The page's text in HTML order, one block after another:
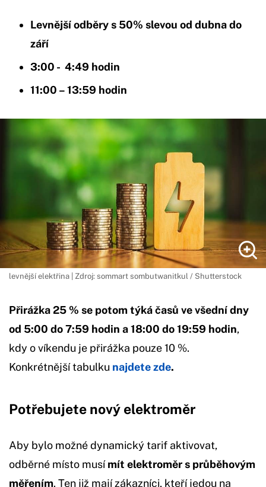
Levnější odběry s 50% slevou od dubna do
září
3:00 - 4:49 hodin
11:00 – 13:59 hodin
levnější elektřina | Zdroj: sommart sombutwanitkul / Shutterstock
Přirážka 25 % se potom týká časů ve všední dny
od 5:00 do 7:59 hodin a 18:00 do 19:59 hodin,
kdy o víkendu je přirážka pouze 10 %.
Konkrétnější tabulku najdete zde.
Potřebujete nový elektroměr
Aby bylo možné dynamický tarif aktivovat,
odběrné místo musí mít elektroměr s průběhovým
měřením. Ten již mají zákazníci, kteří jedou na